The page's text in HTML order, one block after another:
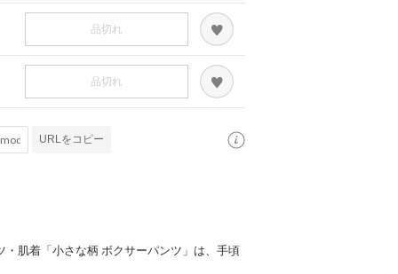
品切れ
品切れ
URLをコピー
肌着「小さな柄 ボクサーパンツ」は、手頃